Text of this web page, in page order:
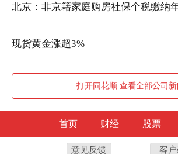
北京：非京籍家庭购房社保个税缴纳
现货黄金涨超3%
打开同花顺 查看全部公司新
首页 财经 股票
意见反馈 客